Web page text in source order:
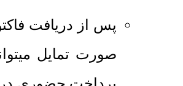
پس از دریافت
صورت تمایل